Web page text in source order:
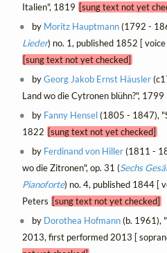
Italien", 1819 [sung text not yet
by Moritz Hauptmann(1792 -
Lieder) no. 1, published 1852 [
[sung text not yet checked]
byGeorg Jakob Ernst Häusler
Land wo die Cytronen blühn?", 1799
by Fanny Hensel(1805 - 1847),
1822 [sung text not yet checked]
by Ferdinand von Hiller(1811 -
wo die Zitronen", op. 31 (Sechs
Pianoforte) no. 4, published 1844 [
Peters [sung text not yet checked]
by Dorothea Hofmann(b. 1961),
2013, first performed 2013 [